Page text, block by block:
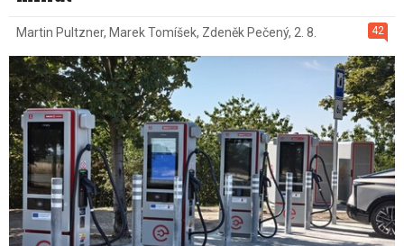
42
Martin Pultzner, Marek Tomíšek, Zdeněk Pečený, 2. 8.